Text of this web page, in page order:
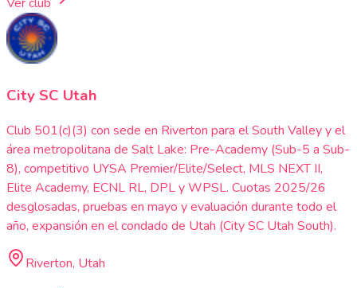
City SC Utah
Club 501(c)(3) con sede en Riverton para el South Valley y el
área metropolitana de Salt Lake: Pre-Academy (Sub-5 a Sub-
8), competitivo UYSA Premier/Elite/Select, MLS NEXT II,
Elite Academy, ECNL RL, DPL y WPSL. Cuotas 2025/26
desglosadas, pruebas en mayo y evaluación durante todo el
año, expansión en el condado de Utah (City SC Utah South).
Riverton, Utah